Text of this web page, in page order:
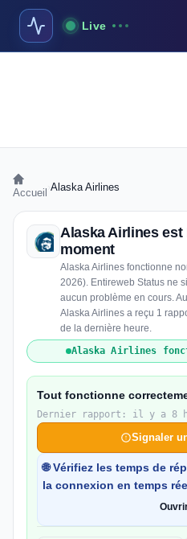
Live
Accueil Alaska Airlines
Alaska Airlines est
moment
Alaska Airlines fonctionne
2026). Entireweb Status ne
aucun problème en cours.
Alaska Airlines a reçu 1
de la dernière heure.
Alaska Airlines
Tout fonctionne
Dernier rapport: il y a 8
Signaler
🌐 Vérifiez les temps de
la connexion en temps